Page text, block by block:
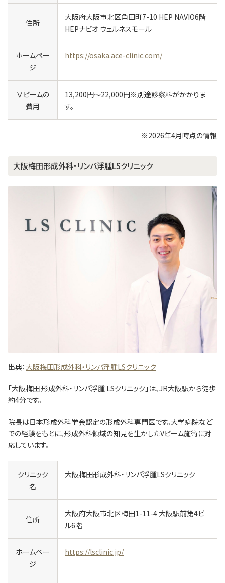
住所
大阪府大阪市北区角田町7-10 HEP NAVIO6階
HEPナビオ ウェルネスモール
ホームペー
ジ
https://osaka.ace-clinic.com/
Ⅴビームの
費用
13,200円～22,000円※別途診察料がかかりま
す。
※2026年4月時点の情報
大阪梅田形成外科・リンパ浮腫LSクリニック
出典： 大阪梅田形成外科・リンパ浮腫LSクリニック
「大阪梅田 形成外科・リンパ浮腫 LSクリニック」は、JR大阪駅から徒歩
約4分です。
院長は日本形成外科学会認定の形成外科専門医です。大学病院など
での経験をもとに、形成外科領域の知見を生かしたVビーム施術に対
応しています。
クリニック
名
大阪梅田形成外科・リンパ浮腫LSクリニック
住所
大阪府大阪市北区梅田1-11-4 大阪駅前第4ビ
ル6階
ホームペー
ジ
https://lsclinic.jp/